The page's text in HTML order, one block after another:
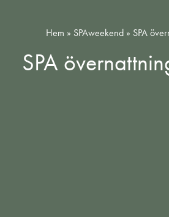
Hem » SPAweekend» SPA
SPA